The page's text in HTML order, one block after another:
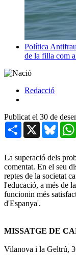
Política
de la filla com
Redacció
Publicat el 30 de
Share X
La superació dels
comentat. En el seu
reptes de la societat
l'educació, a més de
funcionin més
d'Espanya'.
MISSATGE DE
Vilanova i la Geltrú,